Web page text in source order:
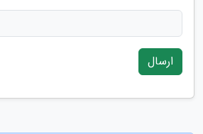
ارسال